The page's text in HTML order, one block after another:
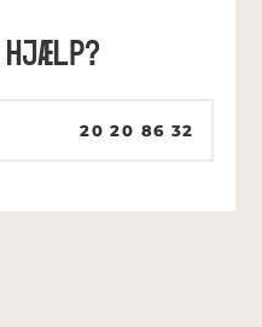
HJÆLP?
20 20 86 32